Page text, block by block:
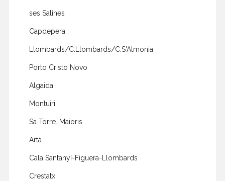
ses Salines
Capdepera
Llombards/C.Llombards/C.S'Almonia
Porto Cristo Novo
Algaida
Montuiri
Sa Torre. Maioris
Artà
Cala Santanyí-Figuera-Llombards
Crestatx